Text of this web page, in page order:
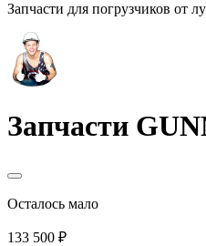
Запчасти для погрузчиков от
Запчасти
Осталось мало
133 500 ₽